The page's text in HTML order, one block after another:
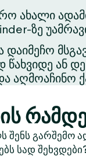
ახალი
ზე
ან
შენს გარშემო
სად